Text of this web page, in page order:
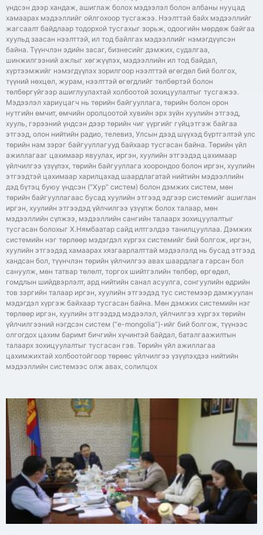
үндсэн дээр хандаж, ашиглаж болох мэдээлэл болон албаны нууцад
хамаарах мэдээллийг ойлгохоор тусгажээ. Нээлттэй байх мэдээллийг
жагсаалт байдлаар тодорхой тусгахыг зорьж, одоогийн мөрдөж байгаа
хуульд заасан нээлттэй, ил тод байлгах мэдээллийг нэмэгдүүлсэн
байна. Түүнчлэн эдийн засаг, бизнесийг дэмжих, судалгаа,
шинжилгээний ажлыг хөгжүүлэх, мэдээллийн ил тод байдал,
хүртээмжийг нэмэгдүүлэх зорилгоор нээлттэй өгөгдөл бий болгох,
түүний нөхцөл, журам, нээлттэй өгөгдлийг төлбөртэй болон
төлбөргүйгээр ашиглуулахтай холбоотой зохицуулалтыг тусгажээ.
Мэдээлэл хариуцагч нь төрийн байгууллага, төрийн болон орон
нутгийн өмчит, өмчийн оролцоотой хувийн эрх зүйн хуулийн этгээд,
хууль, гэрээний үндсэн дээр төрийн чиг үүргийг гүйцэтгэж байгаа
этгээд, олон нийтийн радио, телевиз, Улсын дээд шүүхэд бүртгэлтэй улс
төрийн нам зэрэг байгууллагууд байхаар тусгасан байна. Төрийн үйл
ажиллагааг цахимаар явуулах, иргэн, хуулийн этгээдэд цахимаар
үйлчилгээ үзүүлэх, төрийн байгууллага хоорондоо болон иргэн, хуулийн
этгээдтэй цахимаар харилцахад шаардлагатай нийтийн мэдээллийн
дэд бүтэц буюу үндсэн (“Хур” систем) болон дэмжих систем, мөн
төрийн байгууллагаас бусад хуулийн этгээд эдгээр системийг ашиглан
иргэн, хуулийн этгээдэд үйлчилгээ үзүүлж болох талаар, мөн
мэдээллийн сүлжээ, мэдээллийн сангийн талаарх зохицуулалтыг
тусгасан болохыг Х.Нямбаатар сайд илтгэлдээ танилцууллаа. Дэмжих
системийн нэг төрлөөр мэдэгдэл хүргэх системийг бий болгож, иргэн,
хуулийн этгээдэд хамаарах хязгаарлалттай мэдээлэлд нь бусад этгээд
хандсан бол, түүнчлэн төрийн үйлчилгээ авах шаардлага гарсан бол
сануулж, мөн татвар төлөлт, торгох шийтгэлийн төлбөр, өргөдөл,
гомдлын шийдвэрлэлт, ард нийтийн санал асуулга, сонгуулийн өдрийн
тов зэргийн талаар иргэн, хуулийн этгээдэд тус системээр дамжуулан
мэдэгдэл хүргэж байхаар тусгасан байна. Мөн дэмжих системийн нэг
төрлөөр иргэн, хуулийн этгээдэд мэдээлэл, үйлчилгээ хүргэх төрийн
үйлчилгээний нэгдсэн систем (“е-mongolia”)-ийг бий болгож, түүнээс
олгогдох цахим баримт бичгийн хүчинтэй байдал, баталгаажилтын
талаарх зохицуулалтыг тусгасан гэв. Төрийн үйл ажиллагаа
цахимжихтай холбоотойгоор төрөөс үйлчилгээ үзүүлэхдээ нийтийн
мэдээллийн системээс олж авах, солилцох